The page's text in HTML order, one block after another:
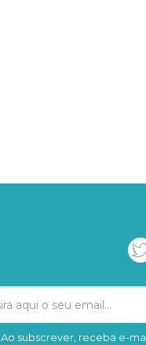
Ao subscrever, receba e-